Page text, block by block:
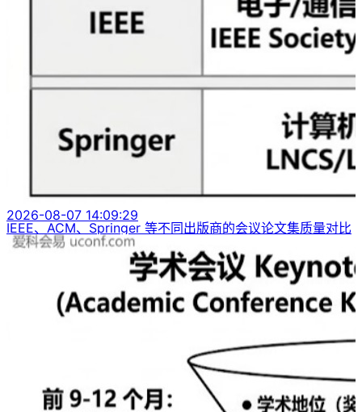
2026-08-07 14:09:29
IEEE、ACM、Springer 等不同出版商的会议论文集质量对比